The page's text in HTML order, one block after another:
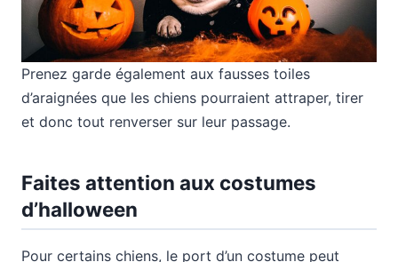
Prenez garde également aux fausses toiles
d’araignées que les chiens pourraient attraper, tirer
et donc tout renverser sur leur passage.
Faites attention aux costumes
d’halloween
Pour certains chiens, le port d’un costume peut